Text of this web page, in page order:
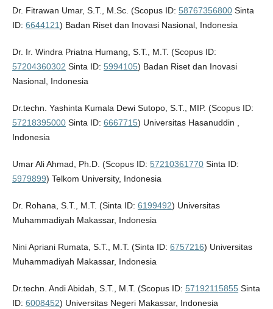
Dr. Fitrawan Umar, S.T., M.Sc. (Scopus ID: 58767356800Sinta
ID: 6644121) Badan Riset dan Inovasi Nasional, Indonesia
Dr. Ir. Windra Priatna Humang, S.T., M.T. (Scopus ID:
57204360302 Sinta ID: 5994105) Badan Riset dan Inovasi
Nasional, Indonesia
Dr.techn. Yashinta Kumala Dewi Sutopo, S.T., MIP. (Scopus ID:
57218395000Sinta ID: 6667715) Universitas Hasanuddin ,
Indonesia
Umar Ali Ahmad, Ph.D. (Scopus ID: 57210361770Sinta ID:
5979899) Telkom University, Indonesia
Dr. Rohana, S.T., M.T. (Sinta ID: 6199492) Universitas
Muhammadiyah Makassar, Indonesia
Nini Apriani Rumata, S.T., M.T. (Sinta ID: 6757216) Universitas
Muhammadiyah Makassar, Indonesia
Dr.techn. Andi Abidah, S.T., M.T. (Scopus ID: 57192115855Sinta
ID: 6008452) Universitas Negeri Makassar, Indonesia